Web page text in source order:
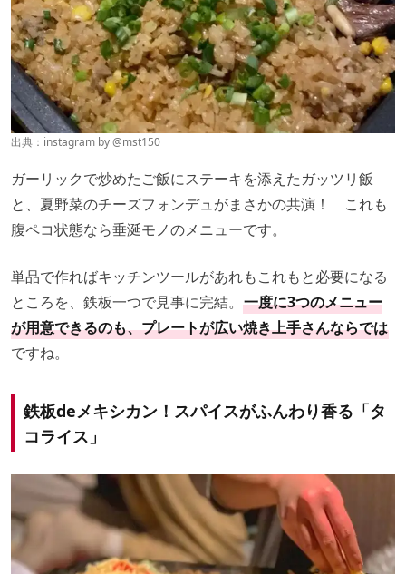
出典：instagram by@mst150
ガーリックで炒めたご飯にステーキを添えたガッツリ飯
と、夏野菜のチーズフォンデュがまさかの共演！ これも
腹ペコ状態なら垂涎モノのメニューです。
単品で作ればキッチンツールがあれもこれもと必要になる
ところを、鉄板一つで見事に完結。 一度に3つのメニュー
が用意できるのも、プレートが広い焼き上手さんならでは
ですね。
鉄板deメキシカン！スパイスがふんわり香る「タ
コライス」